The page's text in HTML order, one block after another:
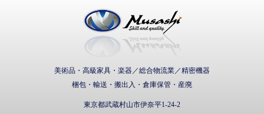
美術品・高級家具・楽器／総合物流業／精密機器
梱包・輸送・搬出入・倉庫保管・産廃
東京都武蔵村山市伊奈平1-24-2